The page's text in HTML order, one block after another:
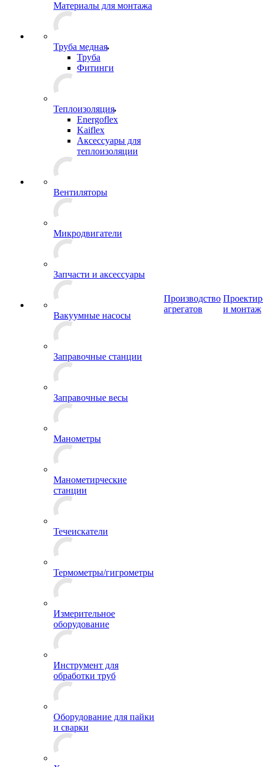
Материалы для монтажа
Труба медная
Труба
Фитинги
Теплоизоляция
Energoflex
Kaiflex
Аксессуары для
теплоизоляции
Вентиляторы
Микродвигатели
Запчасти и аксессуары
Вакуумные насосы
Заправочные станции
Заправочные весы
Манометры
Манометирческие
станции
Течеискатели
Термометры/гигрометры
Измерительное
оборудование
Инструмент для
обработки труб
Оборудование для пайки
и сварки
Производство
агрегатов
и монтаж